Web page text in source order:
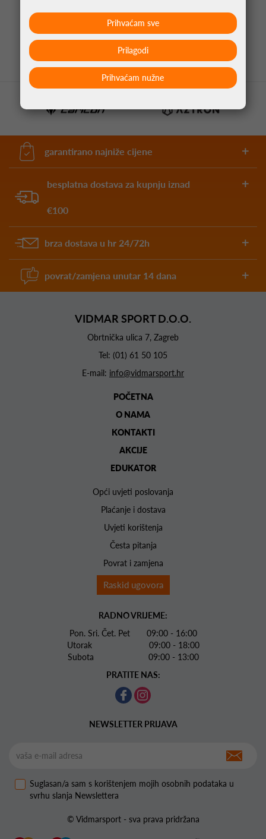
PIKADO TORBICA BLAZE CRVENA
13,95 €
garantirano najniže cijene
besplatna dostava za kupnju iznad
€100
brza dostava u hr 24/72h
povrat/zamjena unutar 14 dana
VIDMAR SPORT D.O.O.
Obrtnička ulica 7, Zagreb
Tel: (01) 61 50 105
E-mail: info@vidmarsport.hr
POČETNA
O NAMA
KONTAKTI
AKCIJE
EDUKATOR
Opći uvjeti poslovanja
Plaćanje i dostava
Uvjeti korištenja
Česta pitanja
Povrat i zamjena
Raskid ugovora
RADNO VRIJEME:
Pon. Sri. Čet. Pet 09:00 - 16:00
Utorak 09:00 - 18:00
Subota 09:00 - 13:00
PRATITE NAS:
NEWSLETTER PRIJAVA
Suglasan/a sam s korištenjem mojih osobnih podataka u
svrhu slanja Newslettera
© Vidmarsport - sva prava pridržana
Prihvaćam nužne
Prilagodi
Prihvaćam sve